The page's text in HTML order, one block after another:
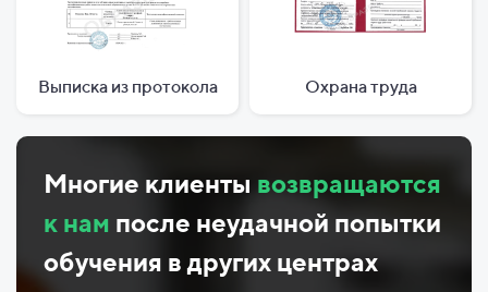
Выписка из протокола Охрана труда
Многие клиенты возвращаются
к нам после неудачной попытки
обучения в других центрах